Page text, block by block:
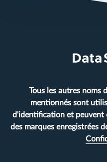
Tous les autres noms
mentionnés sont
d'identification et peuvent
des marques enregistrées